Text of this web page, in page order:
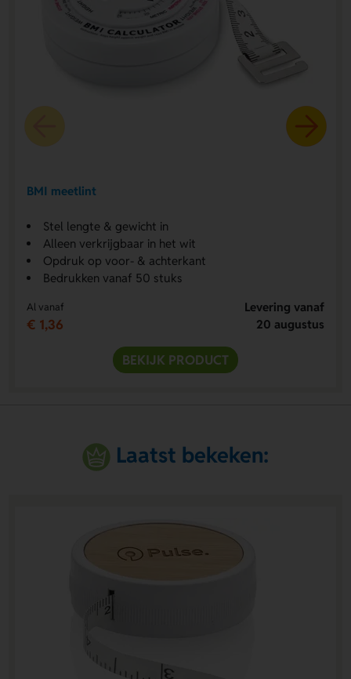
BMI meetlint
Stel lengte & gewicht in
Alleen verkrijgbaar in het wit
Opdruk op voor- & achterkant
Bedrukken vanaf 50 stuks
Al vanaf
€ 1,36
Levering vanaf
20 augustus
BEKIJK PRODUCT
Laatst bekeken: